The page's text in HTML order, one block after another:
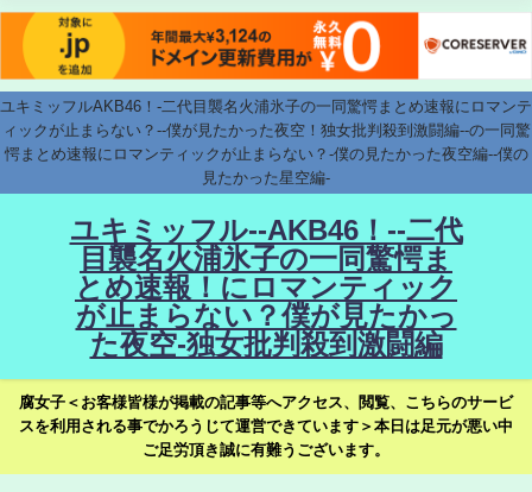
ユキミッフルAKB46！-二代目襲名火浦氷子の一同驚愕まとめ速報にロマンテ
ィックが止まらない？--僕が見たかった夜空！独女批判殺到激闘編--の一同驚
愕まとめ速報にロマンティックが止まらない？-僕の見たかった夜空編--僕の
見たかった星空編-
ユキミッフル--AKB46！--二代
目襲名火浦氷子の一同驚愕ま
とめ速報！にロマンティック
が止まらない？僕が見たかっ
た夜空-独女批判殺到激闘編
腐女子＜お客様皆様が掲載の記事等へアクセス、閲覧、こちらのサービ
スを利用される事でかろうじて運営できています＞本日は足元が悪い中
ご足労頂き誠に有難うございます。